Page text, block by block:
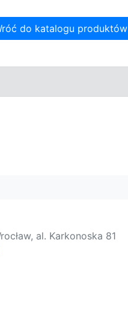
do katalogu produktów
al. Karkonoska 81